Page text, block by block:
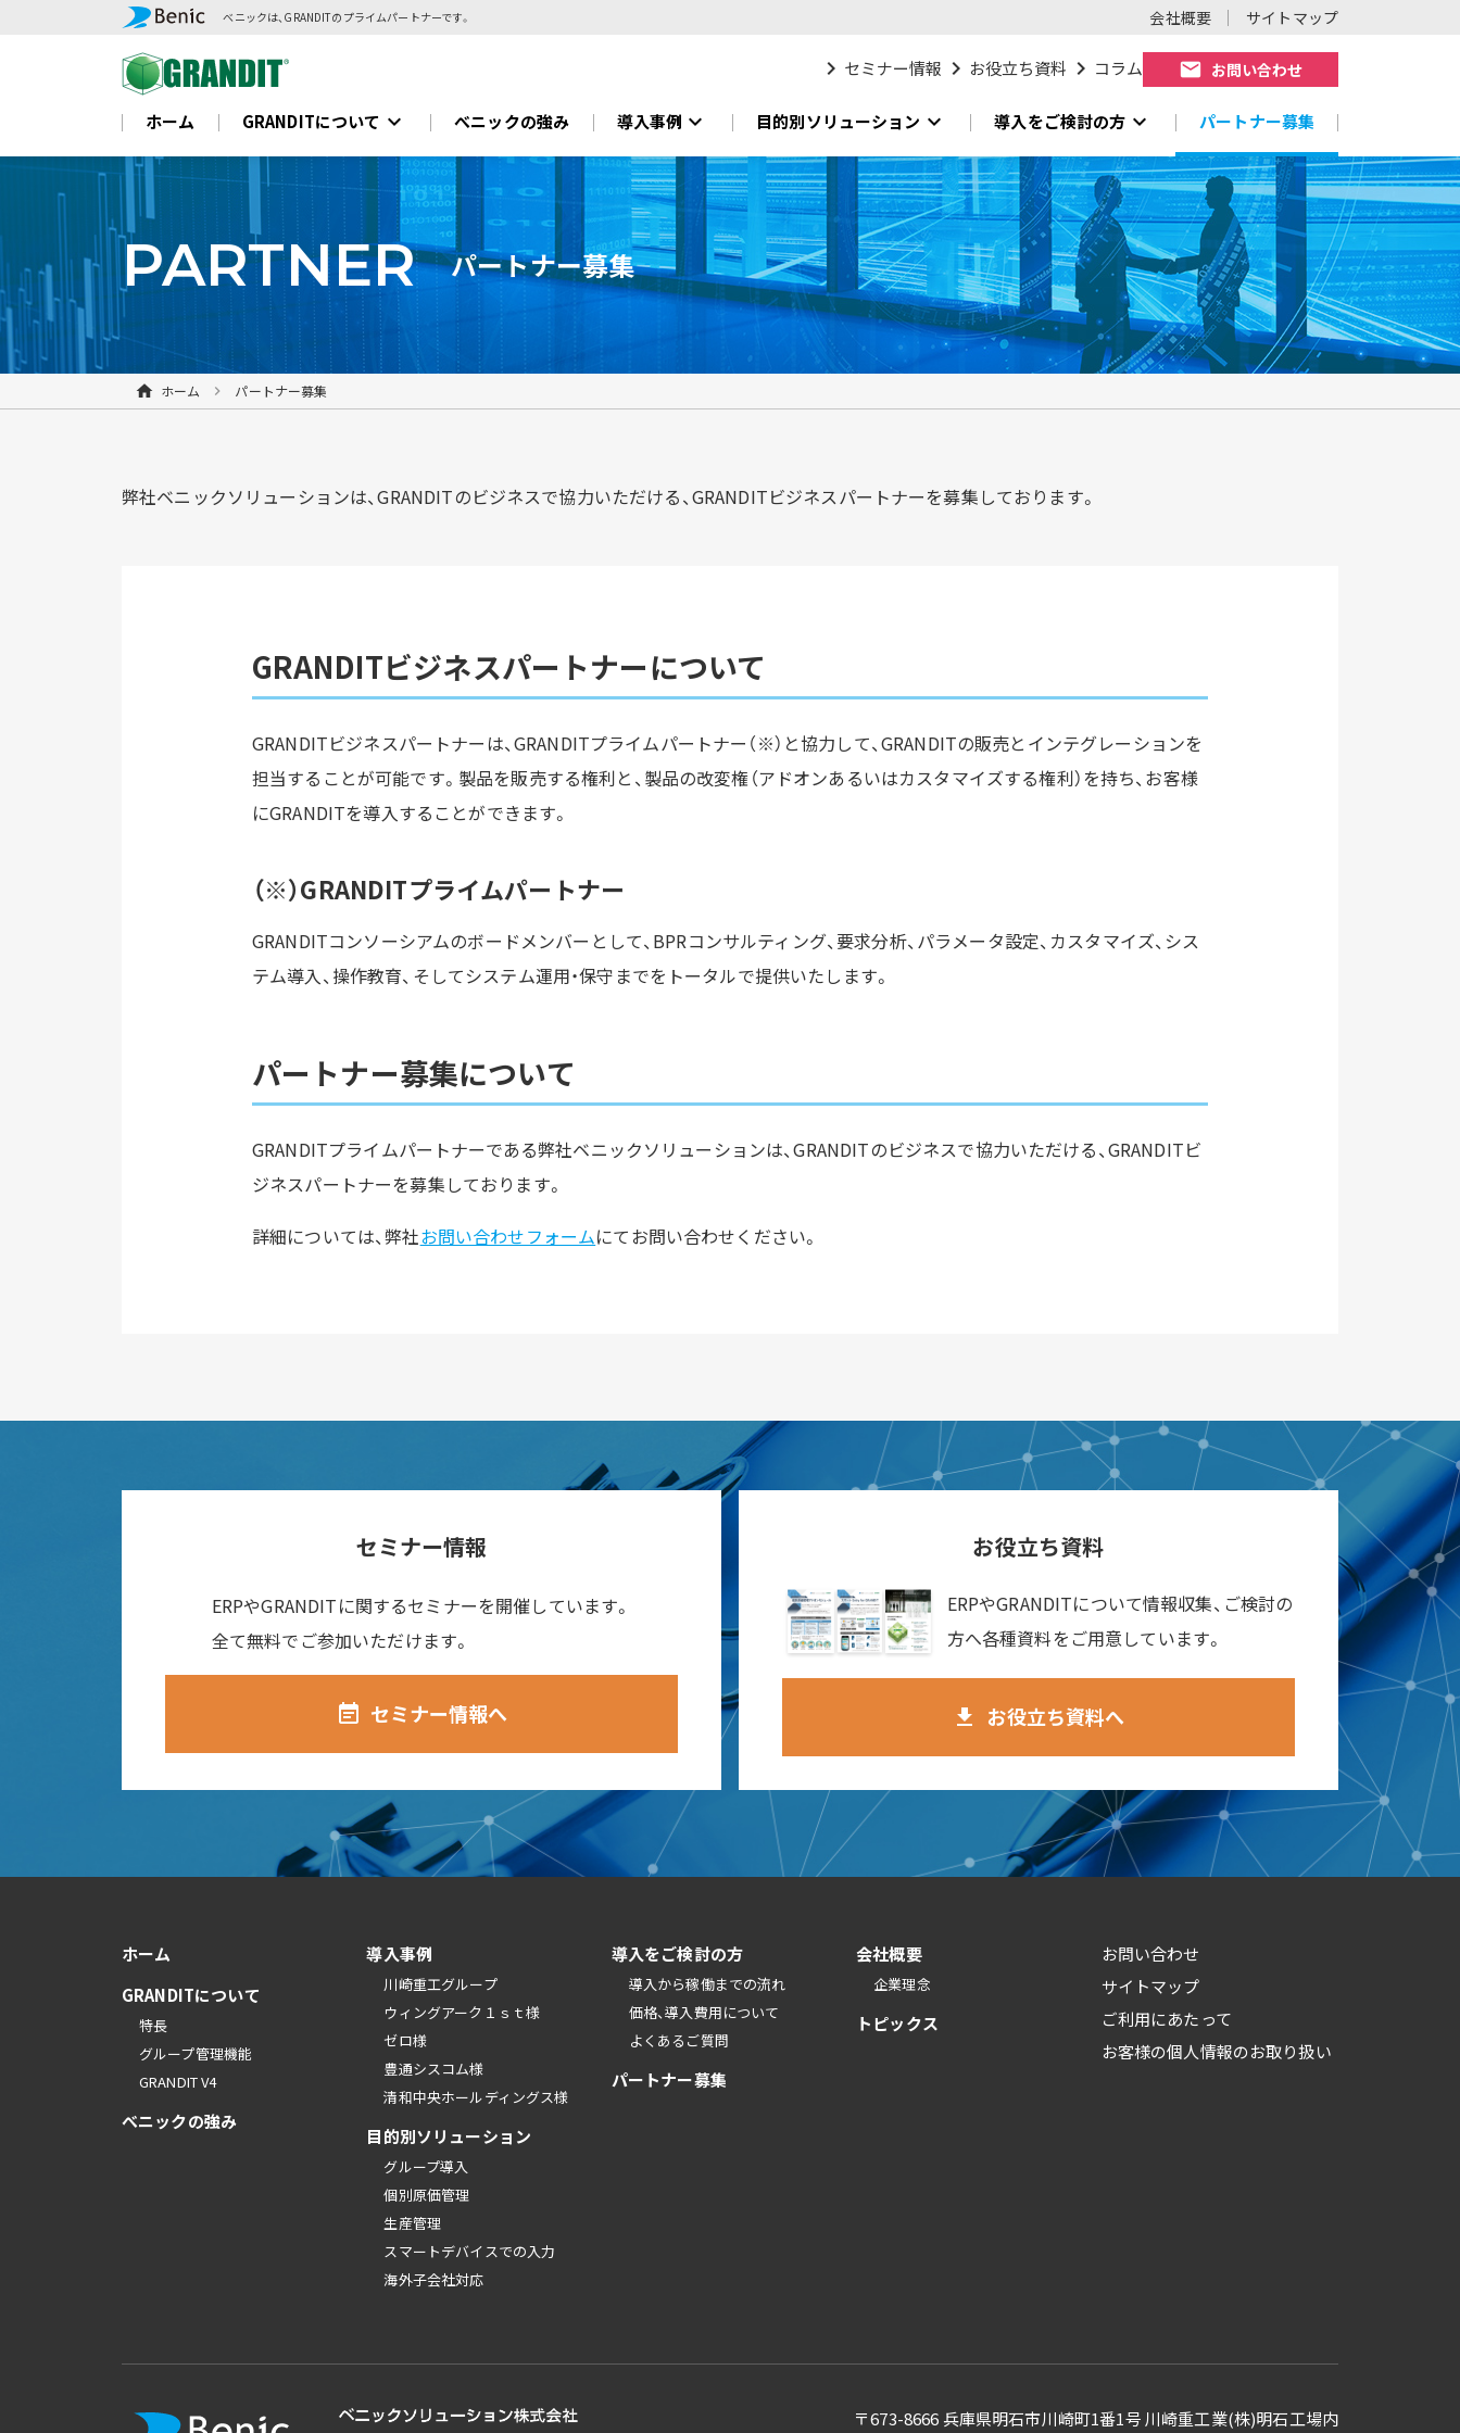
べニックは、GRANDITのプライムパートナーです。 会社概要 サイトマップ
ホーム GRANDITについて expand_more べニックの強み 導入事例 expand_more 目的別ソリューション expand_more 導入をご検討の方 expand_more パートナー募集
chevron_right セミナー情報 chevron_right お役立ち資料 chevron_right コラム mail お問い合わせ
PARTNER パートナー募集
ホーム パートナー募集
弊社ベニックソリューションは、GRANDITのビジネスで協力いただける、GRANDITビジネスパートナーを募集しております。
GRANDITビジネスパートナーについて
GRANDITビジネスパートナーは、GRANDITプライムパートナー（※）と協力して、GRANDITの販売とインテグレーションを
担当することが可能です。製品を販売する権利と、製品の改変権（アドオンあるいはカスタマイズする権利）を持ち、お客様
にGRANDITを導入することができます。
（※）GRANDITプライムパートナー
GRANDITコンソーシアムのボードメンバーとして、BPRコンサルティング、要求分析、パラメータ設定、カスタマイズ、シス
テム導入、操作教育、そしてシステム運用・保守までをトータルで提供いたします。
パートナー募集について
GRANDITプライムパートナーである弊社ベニックソリューションは、GRANDITのビジネスで協力いただける、GRANDITビ
ジネスパートナーを募集しております。
詳細については、弊社お問い合わせフォームにてお問い合わせください。
セミナー情報
ERPやGRANDITに関するセミナーを開催しています。
全て無料でご参加いただけます。
event_note セミナー情報へ
お役立ち資料
ERPやGRANDITについて情報収集、ご検討の
方へ各種資料をご用意しています。
download お役立ち資料へ
ホーム
GRANDITについて
特長
グループ管理機能
GRANDIT V4
べニックの強み
導入事例
川崎重工グループ
ウィングアーク１ｓｔ様
ゼロ様
豊通シスコム様
清和中央ホールディングス様
目的別ソリューション
グループ導入
個別原価管理
生産管理
スマートデバイスでの入力
海外子会社対応
導入をご検討の方
導入から稼働までの流れ
価格、導入費用について
よくあるご質問
パートナー募集
会社概要
企業理念
トピックス
お問い合わせ
サイトマップ
ご利用にあたって
お客様の個人情報のお取り扱い
〒673-8666 兵庫県明石市川崎町1番1号川崎重工業(株)明石工場内